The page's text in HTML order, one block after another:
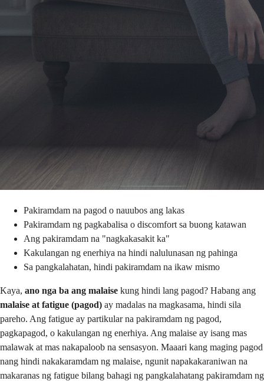
Pakiramdam na pagod o nauubos ang lakas
Pakiramdam ng pagkabalisa o discomfort sa buong katawan
Ang pakiramdam na "nagkakasakit ka"
Kakulangan ng enerhiya na hindi nalulunasan ng pahinga
Sa pangkalahatan, hindi pakiramdam na ikaw mismo
Kaya, ano nga ba ang malaise kung hindi lang pagod? Habang ang
malaise at fatigue (pagod) ay madalas na magkasama, hindi sila
pareho. Ang fatigue ay partikular na pakiramdam ng pagod,
pagkapagod, o kakulangan ng enerhiya. Ang malaise ay isang mas
malawak at mas nakapaloob na sensasyon. Maaari kang maging pagod
nang hindi nakakaramdam ng malaise, ngunit napakakaraniwan na
makaranas ng fatigue bilang bahagi ng pangkalahatang pakiramdam ng